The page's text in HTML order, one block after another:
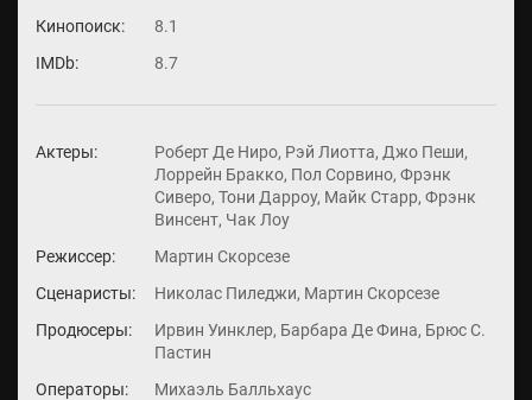
Кинопоиск:
8.1
IMDb:
8.7
Актеры:
Роберт Де Ниро, Рэй Лиотта, Джо Пеши,
Лоррейн Бракко, Пол Сорвино, Фрэнк
Сиверо, Тони Дарроу, Майк Старр, Фрэнк
Винсент, Чак Лоу
Режиссер:
Мартин Скорсезе
Сценаристы:
Николас Пиледжи, Мартин Скорсезе
Продюсеры:
Ирвин Уинклер, Барбара Де Фина, Брюс С.
Пастин
Операторы:
Михаэль Балльхаус